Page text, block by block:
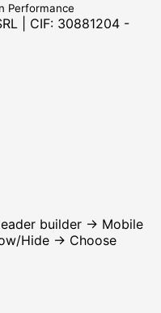
Performance
| CIF: 30881204 -
builder -> Mobile
Hide -> Choose